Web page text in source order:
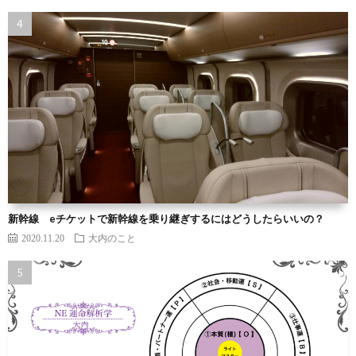
新幹線 eチケットで新幹線を乗り継ぎするにはどうしたらいいの？
2020.11.20 大内のこと